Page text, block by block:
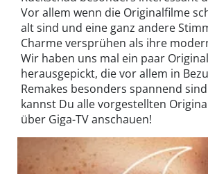
Vor allem wenn die Originalfilme
alt sind und eine ganz andere
Charme versprühen als ihre
Wir haben uns mal ein paar
herausgepickt, die vor allem in
Remakes besonders spannend
kannst Du alle vorgestellten
über Giga-TV anschauen!